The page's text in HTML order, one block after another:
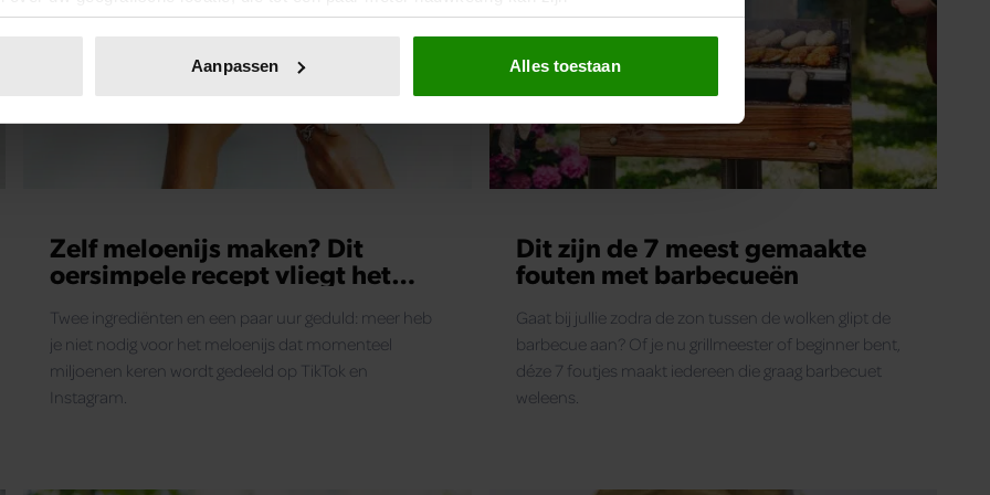
door het actief te scannen op specifieke eigenschappen (fingerprinting)
of intrekken in de Cookieverklaring.
en advertenties te personaliseren, om functies voor social media te bieden en om ons
Ook delen we informatie over uw gebruik van onze site met onze partners voor social
Deze partners kunnen deze gegevens combineren met andere informatie die u aan ze heeft
Aanpassen Alles toestaan
Zelf meloenijs maken? Dit
oersimpele recept vliegt het
Twee ingrediënten en een paar uur geduld: meer heb
je niet nodig voor het meloenijs dat momenteel
miljoenen keren wordt gedeeld op TikTok en
Instagram.
Dit zijn de 7 meest gemaakte
fouten met barbecueën
Gaat bij jullie zodra de zon tussen de wolken glipt de
barbecue aan? Of je nu grillmeester of beginner bent,
déze 7 foutjes maakt iedereen die graag barbecuet
weleens.